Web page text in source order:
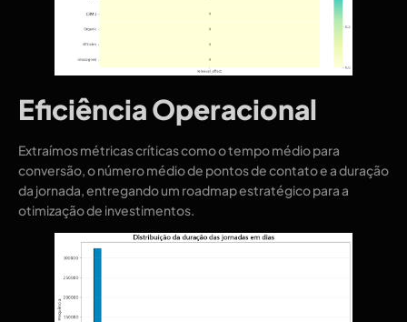
Eficiência Operacional
Extraímos métricas críticas como o tempo médio para
conversão, o número médio de pontos de contato e a duração
da jornada, entregando um roadmap estratégico para a
otimização de investimentos.